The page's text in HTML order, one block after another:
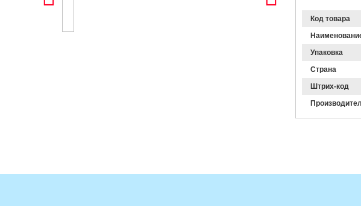
Код товара
Упаковка
Страна
Штрих-код